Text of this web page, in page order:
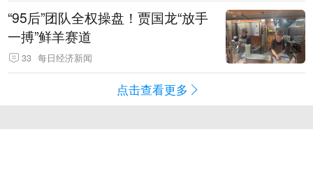
“95后”团队全权操盘！贾国龙“放手
一搏”鲜羊赛道
33 每日经济新闻
点击查看更多